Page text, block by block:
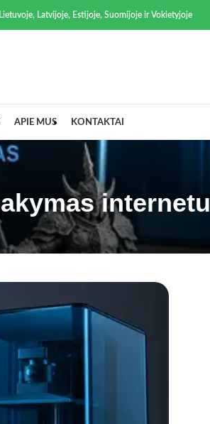
Latvijoje, Estijoje, Suomijoje ir Vokietyjoje
APIE MUS KONTAKTAI
internetu